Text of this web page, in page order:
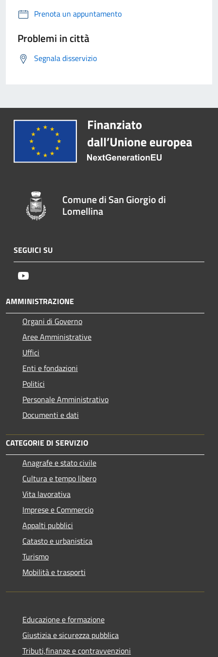
Prenota un appuntamento
Problemi in città
Segnala disservizio
Comune di San Giorgio di
Lomellina
SEGUICI SU
AMMINISTRAZIONE
Organi di Governo
Aree Amministrative
Uffici
Enti e fondazioni
Politici
Personale Amministrativo
Documenti e dati
CATEGORIE DI SERVIZIO
Anagrafe e stato civile
Cultura e tempo libero
Vita lavorativa
Imprese e Commercio
Appalti pubblici
Catasto e urbanistica
Turismo
Mobilità e trasporti
Educazione e formazione
Giustizia e sicurezza pubblica
Tributi,finanze e contravvenzioni